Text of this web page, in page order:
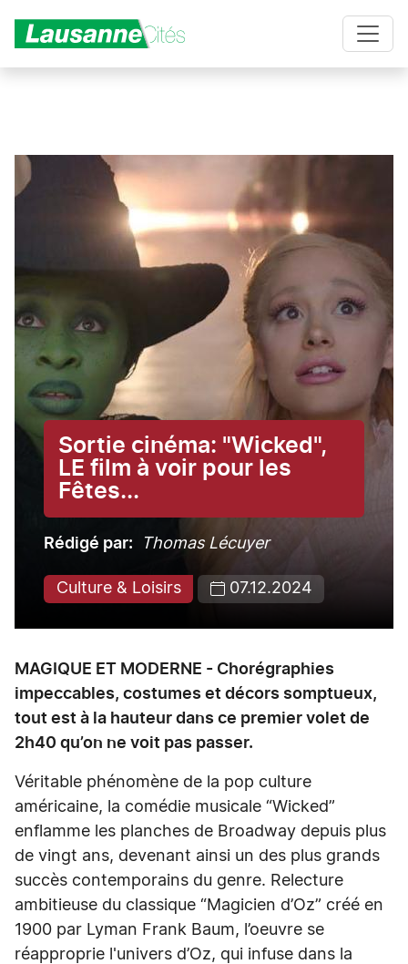
Sortie cinéma: "Wicked",
LE film à voir pour les
Fêtes...
Rédigé par Thomas Lécuyer
Culture & Loisirs 07.12.2024
MAGIQUE ET MODERNE - Chorégraphies
impeccables, costumes et décors somptueux,
tout est à la hauteur dans ce premier volet de
2h40 qu’on ne voit pas passer.
Véritable phénomène de la pop culture
américaine, la comédie musicale “Wicked”
enflamme les planches de Broadway depuis plus
de vingt ans, devenant ainsi un des plus grands
succès contemporains du genre. Relecture
ambitieuse du classique “Magicien d’Oz” créé en
1900 par Lyman Frank Baum, l’oeuvre se
réapproprie l'univers d’Oz, qui infuse dans la